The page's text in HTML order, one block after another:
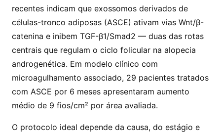
recentes indicam que exossomos derivados de
células-tronco adiposas (ASCE) ativam vias Wnt/β-
catenina e inibem TGF-β1/Smad2 — duas das rotas
centrais que regulam o ciclo folicular na alopecia
androgenética. Em modelo clínico com
microagulhamento associado, 29 pacientes tratados
com ASCE por 6 meses apresentaram aumento
médio de 9 fios/cm² por área avaliada.
O protocolo ideal depende da causa, do estágio e